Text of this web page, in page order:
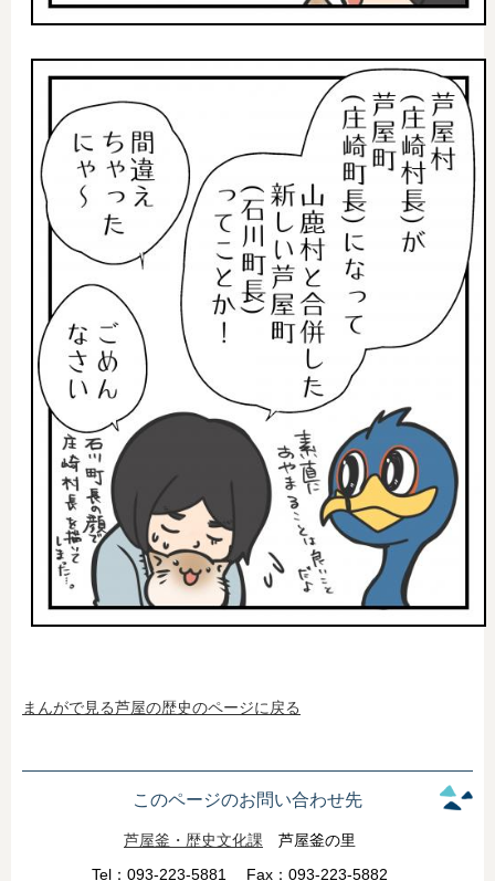
まんがで見る芦屋の歴史のページに戻る
このページのお問い合わせ先
芦屋釜・歴史文化課
芦屋釜の里
Tel：093-223-5881
Fax：093-223-5882